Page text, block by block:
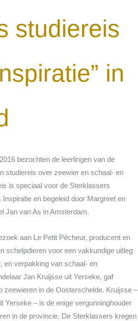
studiereis
in
bezochten de leerlingen van de
studiereis over zeewier en schaal- en
is speciaal voor de Sterklassers
en begeleid door Margreet en
Jan van As in Amsterdam.
aan Le Petit Pêcheur, producent en
schelpdieren voor een vakkundige uitleg
en verpakking van schaal- en
Jan Kruijsse uit Yerseke, gaf
zeewieren in de Oosterschelde. Kruijsse –
Yerseke – is de enige vergunninghouder
in de provincie. De Sterklassers kregen